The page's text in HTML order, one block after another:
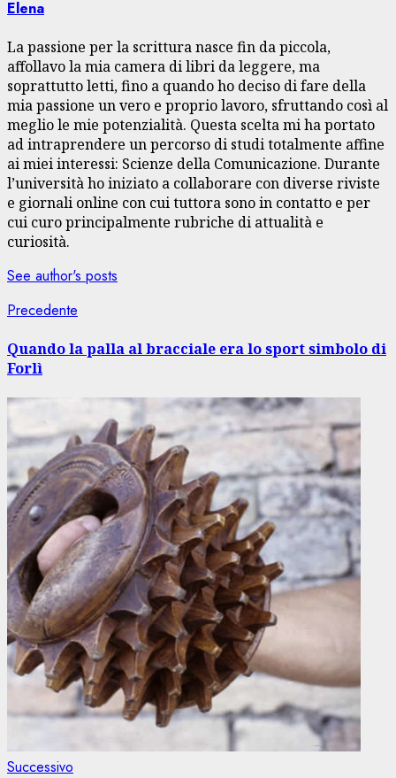
Elena
La passione per la scrittura nasce fin da piccola,
affollavo la mia camera di libri da leggere, ma
soprattutto letti, fino a quando ho deciso di fare della
mia passione un vero e proprio lavoro, sfruttando così al
meglio le mie potenzialità. Questa scelta mi ha portato
ad intraprendere un percorso di studi totalmente affine
ai miei interessi: Scienze della Comunicazione. Durante
l’università ho iniziato a collaborare con diverse riviste
e giornali online con cui tuttora sono in contatto e per
cui curo principalmente rubriche di attualità e
curiosità.
See author's posts
Navigazione
articolo
Precedente
Quando la palla al bracciale era lo sport simbolo di
Forlì
Successivo